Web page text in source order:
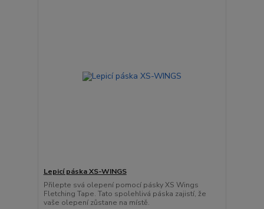
Lepicí páska XS-WINGS
Přilepte svá olepení pomocí pásky XS Wings
Fletching Tape. Tato spolehlivá páska zajistí, že
vaše olepení zůstane na místě.